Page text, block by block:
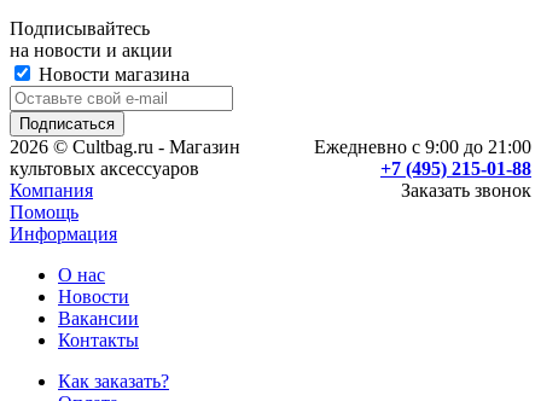
Подписывайтесь
на новости и акции
Новости магазина
Ежедневно с 9:00 до 21:00
+7 (495) 215-01-88
Заказать звонок
2026 © Cultbag.ru - Магазин
культовых аксессуаров
Компания
Помощь
Информация
О нас
Новости
Вакансии
Контакты
Как заказать?